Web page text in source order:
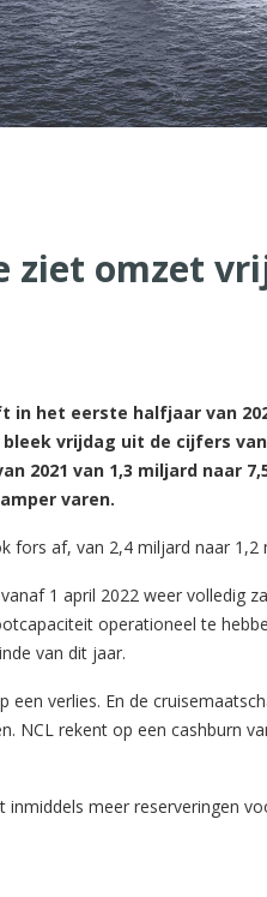
ziet omzet
in het eerste halfjaar van
vrijdag uit de cijfers
2021 van 1,3 miljard naar
varen.
fors af, van 2,4 miljard naar 1,2
1 april 2022 weer volledig
operationeel te
van dit jaar.
verlies. En de
NCL rekent op een cashburn
meer reserveringen